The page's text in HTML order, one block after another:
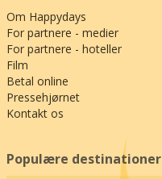
Om Happydays
For partnere - medier
For partnere - hoteller
Film
Betal online
Pressehjørnet
Kontakt os
Populære destinationer